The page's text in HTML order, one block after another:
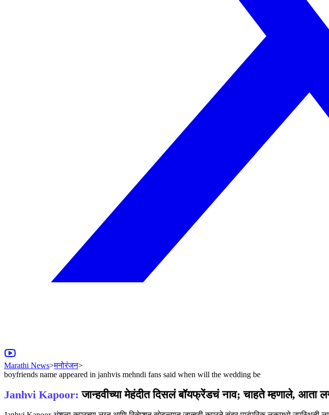
Marathi News>मनोरंजन>
boyfriends name appeared in janhvis mehndi fans said when will the wedding be
Janhvi Kapoor: जान्हवीच्या मेहंदीत दिसलं बॉयफ्रेंडचं नाव; चाहते म्हणाले, आता